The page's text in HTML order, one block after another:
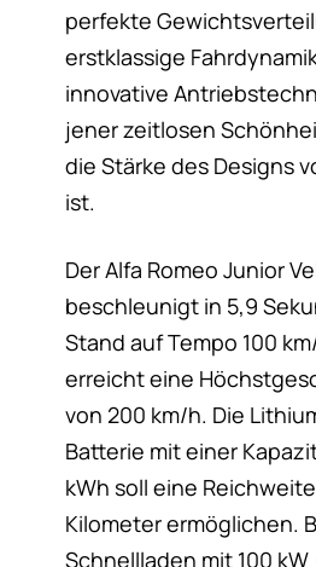
perfekte
erstklassige
innovative
jener zeitlosen
die Stärke des Designs
ist.
Der Alfa Romeo Junior
beschleunigt in 5,9
Stand auf Tempo 100
erreicht eine
von 200 km/h. Die
Batterie mit einer
kWh soll eine
Kilometer ermöglichen.
Schnellladen mit 100